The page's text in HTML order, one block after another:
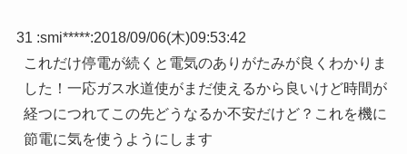
31 :smi*****:2018/09/06(木)09:53:42
これだけ停電が続くと電気のありがたみが良くわかりま
した！一応ガス水道使がまだ使えるから良いけど時間が
経つにつれてこの先どうなるか不安だけど？これを機に
節電に気を使うようにします